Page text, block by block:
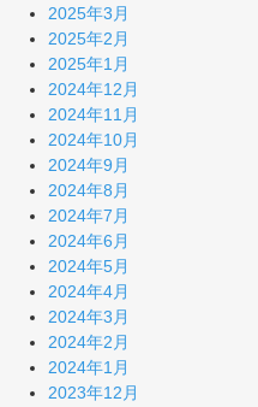
2025年3月
2025年2月
2025年1月
2024年12月
2024年11月
2024年10月
2024年9月
2024年8月
2024年7月
2024年6月
2024年5月
2024年4月
2024年3月
2024年2月
2024年1月
2023年12月